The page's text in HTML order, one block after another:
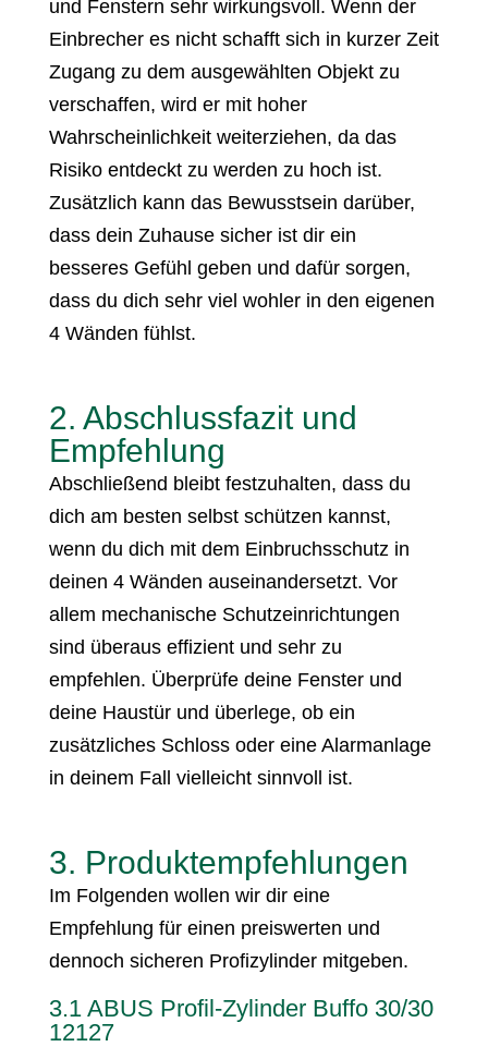
und Fenstern sehr wirkungsvoll. Wenn der
Einbrecher es nicht schafft sich in kurzer Zeit
Zugang zu dem ausgewählten Objekt zu
verschaffen, wird er mit hoher
Wahrscheinlichkeit weiterziehen, da das
Risiko entdeckt zu werden zu hoch ist.
Zusätzlich kann das Bewusstsein darüber,
dass dein Zuhause sicher ist dir ein
besseres Gefühl geben und dafür sorgen,
dass du dich sehr viel wohler in den eigenen
4 Wänden fühlst.
2. Abschlussfazit und
Empfehlung
Abschließend bleibt festzuhalten, dass du
dich am besten selbst schützen kannst,
wenn du dich mit dem Einbruchsschutz in
deinen 4 Wänden auseinandersetzt. Vor
allem mechanische Schutzeinrichtungen
sind überaus effizient und sehr zu
empfehlen. Überprüfe deine Fenster und
deine Haustür und überlege, ob ein
zusätzliches Schloss oder eine Alarmanlage
in deinem Fall vielleicht sinnvoll ist.
3. Produktempfehlungen
Im Folgenden wollen wir dir eine
Empfehlung für einen preiswerten und
dennoch sicheren Profizylinder mitgeben.
3.1 ABUS Profil-Zylinder Buffo 30/30
12127